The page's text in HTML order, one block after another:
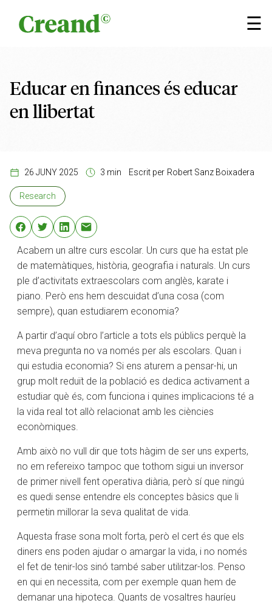
☰
×
Educar en finances és educar
en llibertat
26 JUNY 2025 3 min Escrit per Robert Sanz Boixadera
Research
Acabem un altre curs escolar. Un curs que ha estat ple
de matemàtiques, història, geografia i naturals. Un curs
ple d’activitats extraescolars com anglès, karate i
piano. Però ens hem descuidat d’una cosa (com
sempre), quan estudiarem economia?
A partir d’aquí obro l’article a tots els públics perquè la
meva pregunta no va només per als escolars. Quan i
qui estudia economia? Si ens aturem a pensar-hi, un
grup molt reduït de la població es dedica activament a
estudiar què és, com funciona i quines implicacions té a
la vida real tot allò relacionat amb les ciències
econòmiques.
Amb això no vull dir que tots hàgim de ser uns experts,
no em refereixo tampoc que tothom sigui un inversor
de primer nivell fent operativa diària, però sí que ningú
es quedi sense entendre els conceptes bàsics que li
permetin millorar la seva qualitat de vida.
Aquesta frase sona molt forta, però el cert és que els
diners ens poden ajudar o amargar la vida, i no només
el fet de tenir-los sinó també saber utilitzar-los. Penso
en qui en necessita, com per exemple quan hem de
demanar una hipoteca. Quants de vosaltres hauríeu